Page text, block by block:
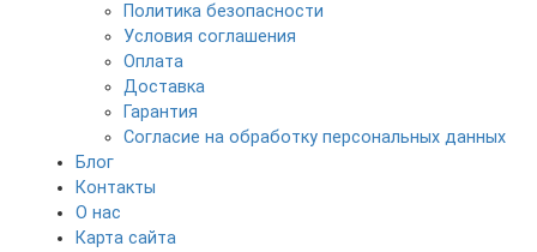
Политика безопасности
Условия соглашения
Оплата
Доставка
Гарантия
Согласие на обработку персональных данных
Блог
Контакты
О нас
Карта сайта